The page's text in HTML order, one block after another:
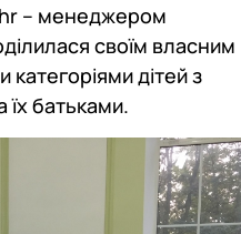
– менеджером
своїм власним
категоріями дітей з
батьками.